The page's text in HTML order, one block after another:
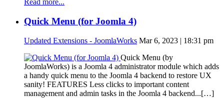
Read more...
Quick Menu (for Joomla 4)
Updated Extensions - JoomlaWorks Mar 6, 2023 | 18:31 pm
Quick Menu (by
JoomlaWorks) is a Joomla 4 administrator module which adds
a handy quick menu to the Joomla 4 backend to restore UX
sanity! FEATURES Less clicks to important content
management and admin tasks in the Joomla 4 backend...[…]